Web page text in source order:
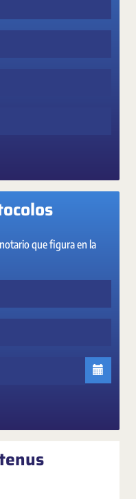
que figura en la